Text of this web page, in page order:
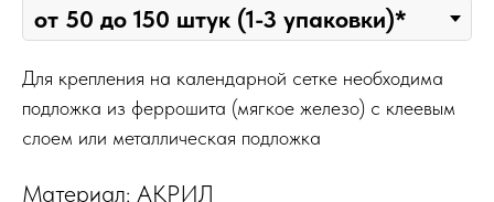
Для крепления на календарной сетке необходима
подложка из феррошита (мягкое железо) с клеевым
слоем или металлическая подложка
Материал: АКРИЛ